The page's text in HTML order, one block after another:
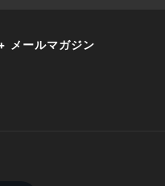
メールマガジン